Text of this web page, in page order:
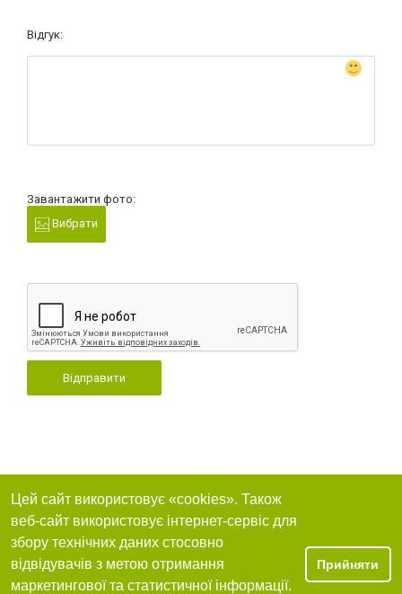
Відгук:
Завантажити фото:
Вибрати
Відправити
Цей сайт використовує «cookies». Також
веб-сайт використовує інтернет-сервіс для
збору технічних даних стосовно
відвідувачів з метою отримання
маркетингової та статистичної інформації.
Прийняти